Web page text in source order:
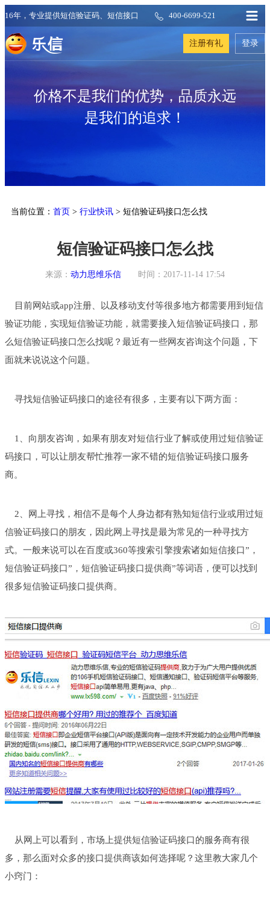
16年，专业提供短信验证码、短信接口 400-6699-521
注册有礼 登录
价格不是我们的优势，品质永远
是我们的追求！
当前位置： 首页 > 行业快讯 > 短信验证码接口怎么找
短信验证码接口怎么找
来源： 动力思维乐信 时间：2017-11-14 17:54
目前网站或app注册、以及移动支付等很多地方都需要用到短信
验证功能，实现短信验证功能，就需要接入短信验证码接口，那
么短信验证码接口怎么找呢？最近有一些网友咨询这个问题，下
面就来说说这个问题。
寻找短信验证码接口的途径有很多，主要有以下两方面：
1、向朋友咨询，如果有朋友对短信行业了解或使用过短信验证
码接口，可以让朋友帮忙推荐一家不错的短信验证码接口服务
商。
2、网上寻找，相信不是每个人身边都有熟知短信行业或用过短
信验证码接口的朋友，因此网上寻找是最为常见的一种寻找方
式。一般来说可以在百度或360等搜索引擎搜索诸如短信接口”，
短信验证码接口”，短信验证码接口提供商”等词语，便可以找到
很多短信验证码接口提供商。
从网上可以看到，市场上提供短信验证码接口的服务商有很
多，那么面对众多的接口提供商该如何选择呢？这里教大家几个
小窍门：